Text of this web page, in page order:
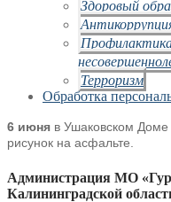
Здоровый
Терроризм
Обработка
6 июня в Ушаковском Доме
рисунок на асфальте.
Администрация МО
Калининградской